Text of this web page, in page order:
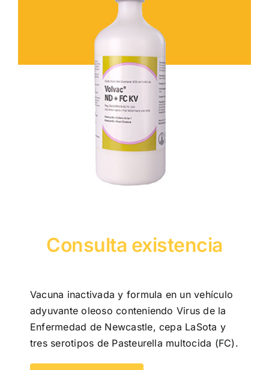
Consulta existencia
Vacuna inactivada y formula en un vehículo
adyuvante oleoso conteniendo Virus de la
Enfermedad de Newcastle, cepa LaSota y
tres serotipos de Pasteurella multocida (FC).